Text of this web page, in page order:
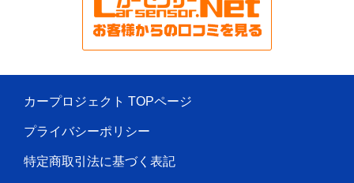
カープロジェクト TOPページ
プライバシーポリシー
特定商取引法に基づく表記